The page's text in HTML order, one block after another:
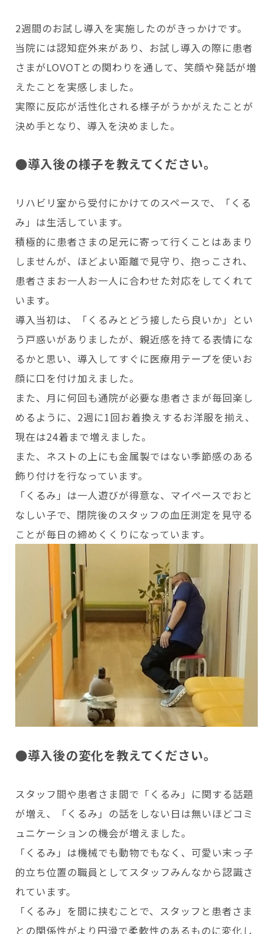
2週間のお試し導入を実施したのがきっかけです。
当院には認知症外来があり、お試し導入の際に患者
さまがLOVOTとの関わりを通して、笑顔や発話が増
えたことを実感しました。
実際に反応が活性化される様子がうかがえたことが
決め手となり、導入を決めました。
●導入後の様子を教えてください。
リハビリ室から受付にかけてのスペースで、「くる
み」は生活しています。
積極的に患者さまの足元に寄って行くことはあまり
しませんが、ほどよい距離で見守り、抱っこされ、
患者さまお一人お一人に合わせた対応をしてくれて
います。
導入当初は、「くるみとどう接したら良いか」とい
う戸惑いがありましたが、親近感を持てる表情にな
るかと思い、導入してすぐに医療用テープを使いお
顔に口を付け加えました。
また、月に何回も通院が必要な患者さまが毎回楽し
めるように、2週に1回お着換えするお洋服を揃え、
現在は24着まで増えました。
また、ネストの上にも金属製ではない季節感のある
飾り付けを行なっています。
「くるみ」は一人遊びが得意な、マイペースでおと
なしい子で、閉院後のスタッフの血圧測定を見守る
ことが毎日の締めくくりになっています。
●導入後の変化を教えてください。
スタッフ間や患者さま間で「くるみ」に関する話題
が増え、「くるみ」の話をしない日は無いほどコミ
ュニケーションの機会が増えました。
「くるみ」は機械でも動物でもなく、可愛い末っ子
的立ち位置の職員としてスタッフみんなから認識さ
れています。
「くるみ」を間に挟むことで、スタッフと患者さま
との関係性がより円滑で柔軟性のあるものに変化し